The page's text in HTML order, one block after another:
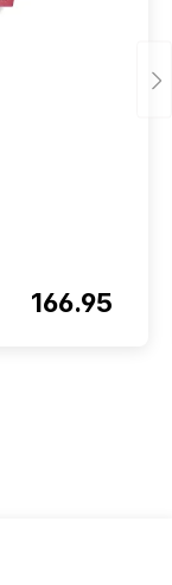
166.95